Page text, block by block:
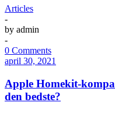
Articles
-
by admin
-
0 Comments
april 30, 2021
Apple Homekit-
den bedste?